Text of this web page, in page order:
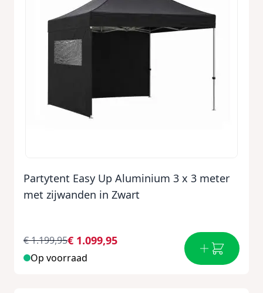
Partytent Easy Up Aluminium 3 x 3 meter
met zijwanden in Zwart
€ 1.099,95
€ 1.199,95
Op voorraad